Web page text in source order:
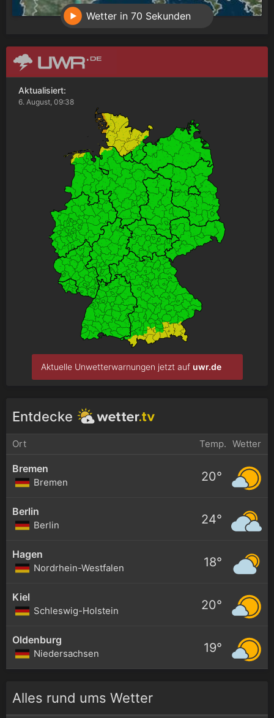
Wetter in 70 Sekunden
Aktualisiert:
6. August, 09:38
Aktuelle Unwetterwarnungen jetzt auf uwr.de
Entdecke
Ort Temp. Wetter
Bremen
Bremen 20°
Berlin
Berlin 24°
Hagen
Nordrhein-Westfalen 18°
Kiel
Schleswig-Holstein 20°
Oldenburg
Niedersachsen 19°
Alles rund ums Wetter